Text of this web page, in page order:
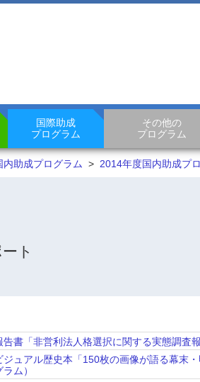
国際助成
プログラム
その他の
プログラム
内助成プログラム > 2014年度国内助成プ
ト
告書「非営利法人格選択に関する実態調査
ジュアル歴史本「150枚の画像が語る幕末
ラム）